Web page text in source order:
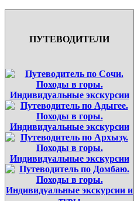
ПУТЕВОДИТЕЛИ